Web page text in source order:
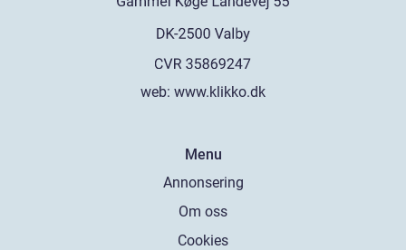
web: www.klikko.dk
Menu
Annonsering
Om oss
Cookies